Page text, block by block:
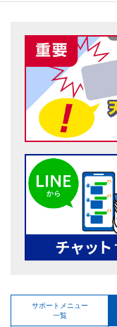
サポートメニュー
一覧